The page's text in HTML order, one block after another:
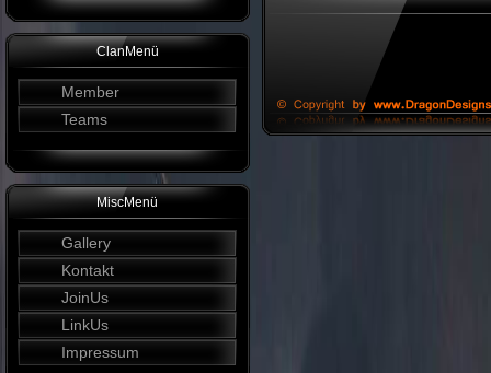
ClanMenü
Member
Teams
MiscMenü
Gallery
Kontakt
JoinUs
LinkUs
Impressum